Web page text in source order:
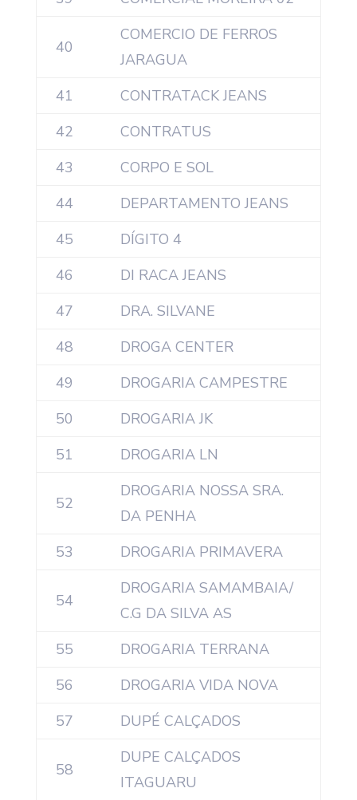
40
COMERCIO DE FERROS
JARAGUA
41
CONTRATACK JEANS
42
CONTRATUS
43
CORPO E SOL
44
DEPARTAMENTO JEANS
45
DÍGITO 4
46
DI RACA JEANS
47
DRA. SILVANE
48
DROGA CENTER
49
DROGARIA CAMPESTRE
50
DROGARIA JK
51
DROGARIA LN
52
DROGARIA NOSSA SRA.
DA PENHA
53
DROGARIA PRIMAVERA
54
DROGARIA SAMAMBAIA/
C.G DA SILVA AS
55
DROGARIA TERRANA
56
DROGARIA VIDA NOVA
57
DUPÉ CALÇADOS
58
DUPE CALÇADOS
ITAGUARU